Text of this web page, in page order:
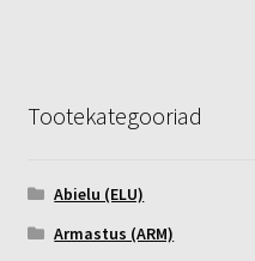
Tootekategooriad
Abielu (ELU)
Armastus (ARM)